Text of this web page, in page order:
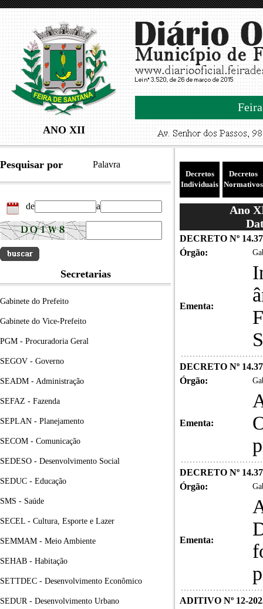
ANO XII
Pesquisar por Palavra
de a
Secretarias
Gabinete do Prefeito
Gabinete do Vice-Prefeito
PGM - Procuradoria Geral
SEGOV - Governo
SEADM - Administração
SEFAZ - Fazenda
SEPLAN - Planejamento
SECOM - Comunicação
SEDESO - Desenvolvimento Social
SEDUC - Educação
SMS - Saúde
SECEL - Cultura, Esporte e Lazer
SEMMAM - Meio Ambiente
SEHAB - Habitação
SETTDEC - Desenvolvimento Econômico
SEDUR - Desenvolvimento Urbano
Decretos
Individuais
Decretos
Normativos
Ano
DECRETO Nº
Órgão:
Ementa:
DECRETO Nº
Órgão:
Ementa:
DECRETO Nº
Órgão:
Ementa:
ADITIVO Nº 12-